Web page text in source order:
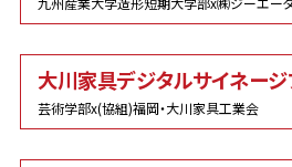
大川家具デジタルサイネー
芸術学部x(協組)福岡・大川家具工業会